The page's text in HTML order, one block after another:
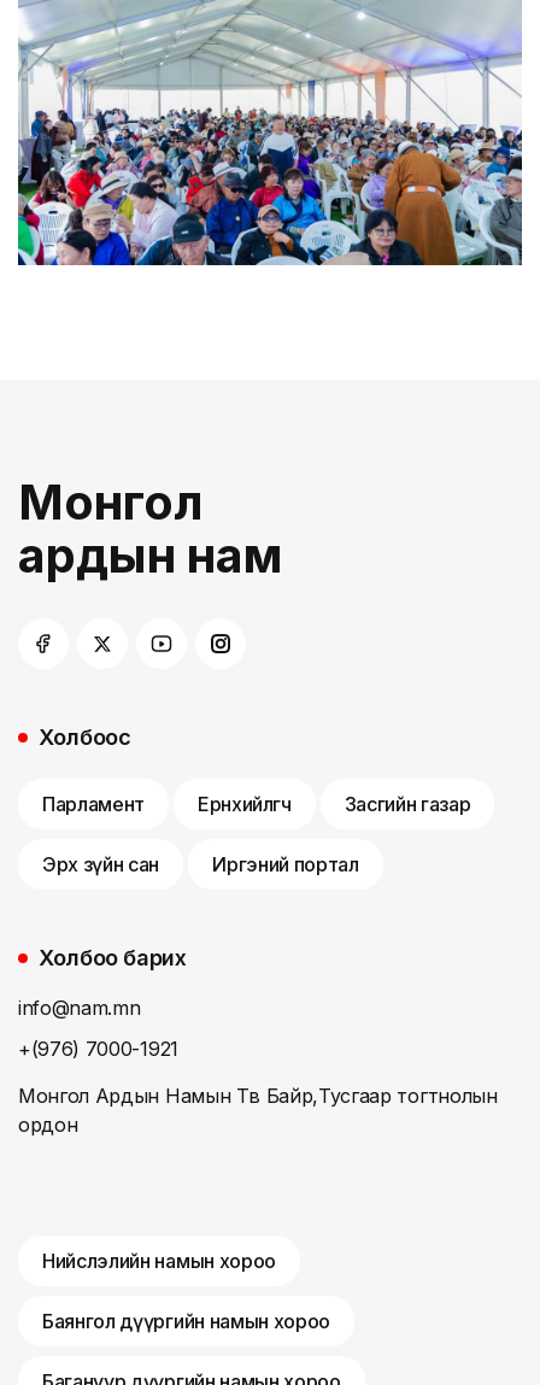
Монгол
ардын нам
Холбоос
Парламент Ерөнхийлөгч Засгийн газар
Эрх зүйн сан Иргэний портал
Холбоо барих
info@nam.mn
+(976) 7000-1921
Монгол Ардын Намын Төв Байр,Тусгаар тогтнолын
ордон
Нийслэлийн намын хороо
Баянгол дүүргийн намын хороо